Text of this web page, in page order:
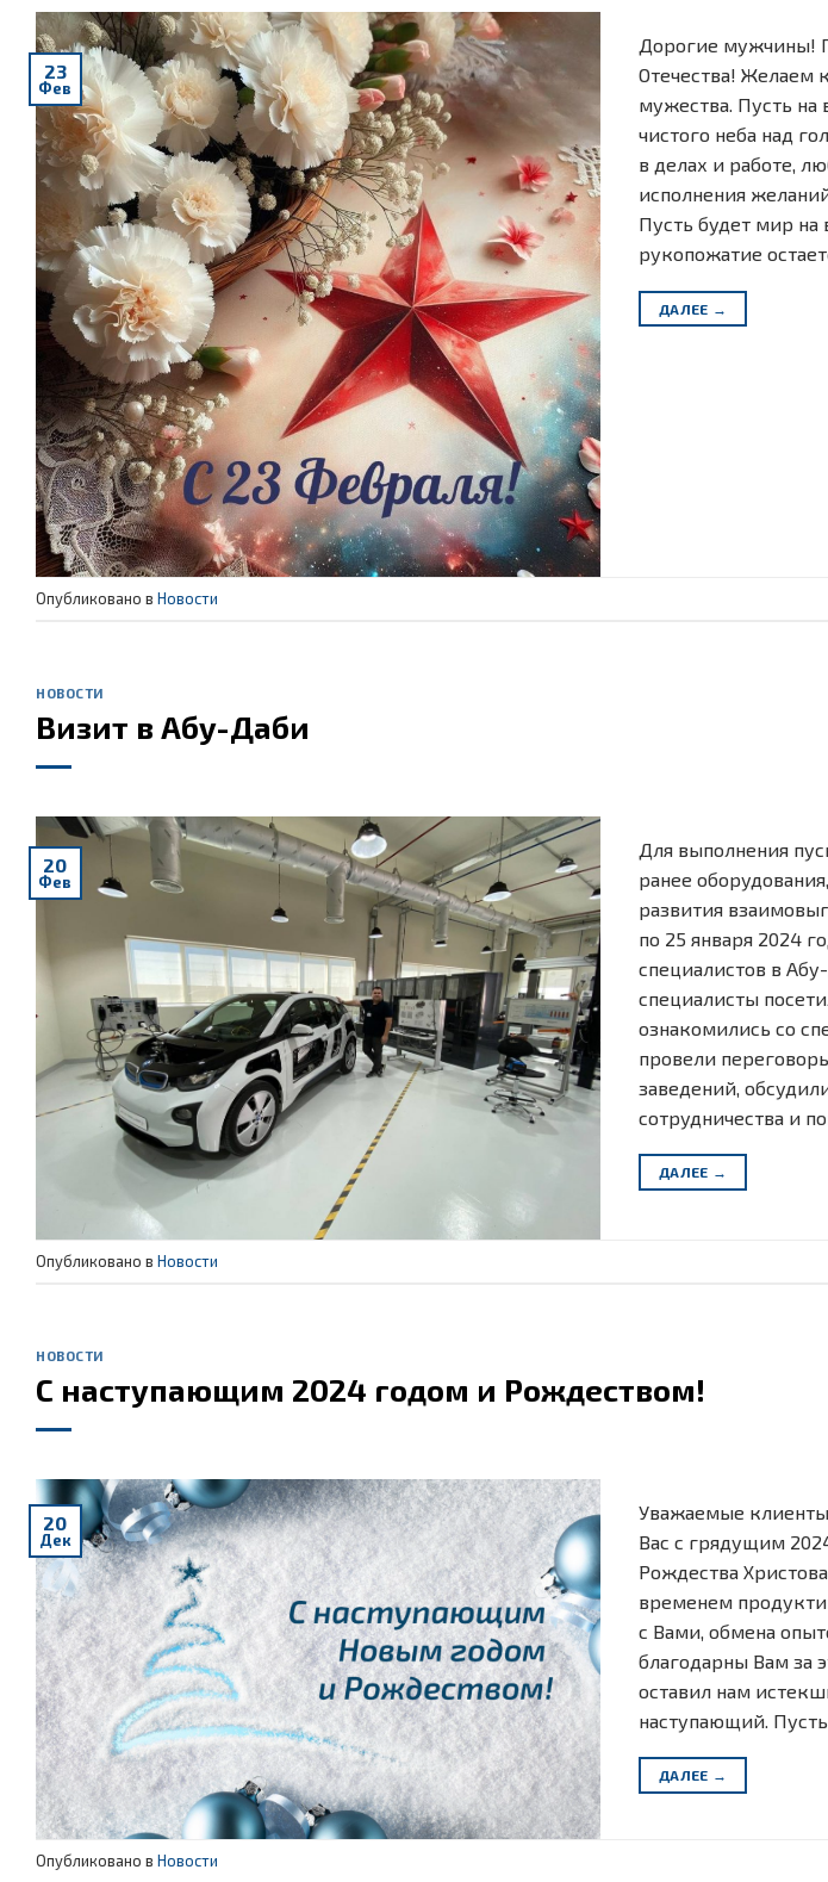
23
Фев
Дорогие мужчины!
Отечества! Желаем
мужества. Пусть на
чистого неба над
в делах и работе,
исполнения
Пусть будет мир
рукопожатие
ДАЛЕЕ →
Опубликовано в Новости
НОВОСТИ
Визит в Абу-Даби
20
Фев
Для выполнения
ранее
развития
по 25 января 2024
специалистов в
специалисты
ознакомились со
провели
заведений,
сотрудничества и
ДАЛЕЕ →
Опубликовано в Новости
НОВОСТИ
С наступающим 2024 годом и Рождеством!
20
Дек
Уважаемые
Вас с грядущим
Рождества
временем
с Вами, обмена
благодарны Вам за
оставил нам
наступающий.
ДАЛЕЕ →
Опубликовано в Новости